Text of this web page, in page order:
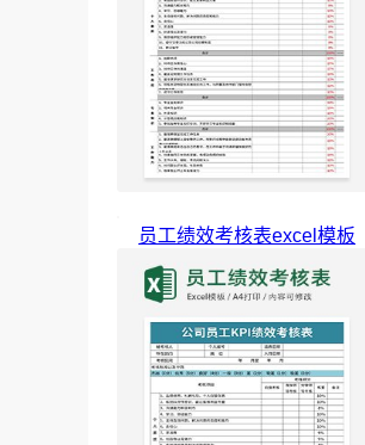
员工绩效考核表excel模板